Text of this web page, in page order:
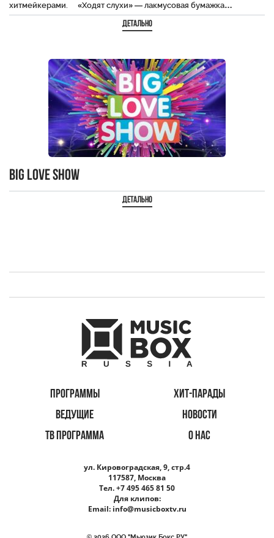
хитмейкерами. ⠀ «Ходят слухи» — лакмусовая бумажка…
Детально
Big Love Show
Детально
ПРОГРАММЫ
ХИТ-ПАРАДЫ
ВЕДУЩИЕ
НОВОСТИ
ТВ ПРОГРАММА
О НАС
ул. Кировоградская, 9, стр.4
117587, Москва
Тел. +7 495 465 81 50
Для клипов:
Email: info@musicboxtv.ru